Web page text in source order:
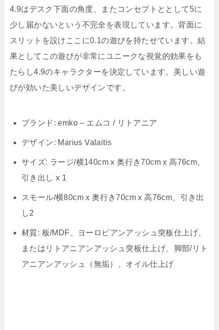
4.9はデスク下面の角度、またコンセプトととして5に
少し届かないという不完全を表現しています。背面に
スリットを設けここに0.1の遊びを持たせています。結
果としてこの遊びが非常にユニークな視覚的効果をも
たらし4.9のキャラクターを決定しています。美しい遊
びが効いた美しいデザインです。
ブランド: emko – エムコ / リトアニア
デザイン: Marius Valaitis
サイズ: ラージ/横140cm x 奥行き70cm x 高76cm、
引き出し x 1
スモール/横80cm x 奥行き70cm x 高76cm、引き出
し2
材質: 板/MDF、ヨーロピアンアッシュ突板仕上げ、
またはリトアニアンアッシュ突板仕上げ、脚部/リト
アニアンアッシュ（無垢）、オイル仕上げ